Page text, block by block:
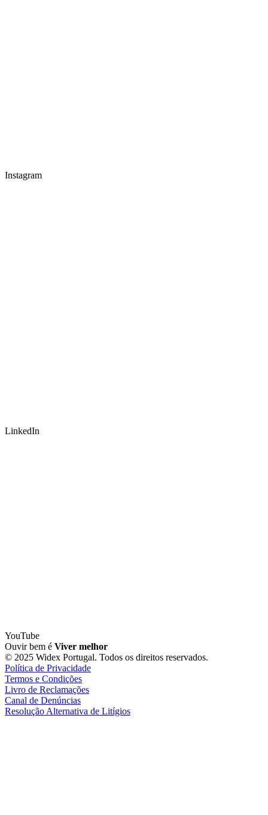
Instagram
LinkedIn
YouTube
Ouvir bem é Viver melhor
© 2025 Widex Portugal. Todos os direitos reservados.
Política de Privacidade
Termos e Condições
Livro de Reclamações
Canal de Denúncias
Resolução Alternativa de Litígios